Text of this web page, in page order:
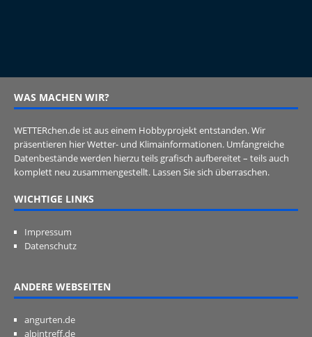
WAS MACHEN WIR?
WETTERchen.de ist aus einem Hobbyprojekt entstanden. Wir
präsentieren hier Wetter- und Klimainformationen. Umfangreiche
Datenbestände werden hierzu teils grafisch aufbereitet – teils auch
komplett neu zusammengestellt. Lassen Sie sich überraschen.
WICHTIGE LINKS
Impressum
Datenschutz
ANDERE WEBSEITEN
angurten.de
alpintreff.de